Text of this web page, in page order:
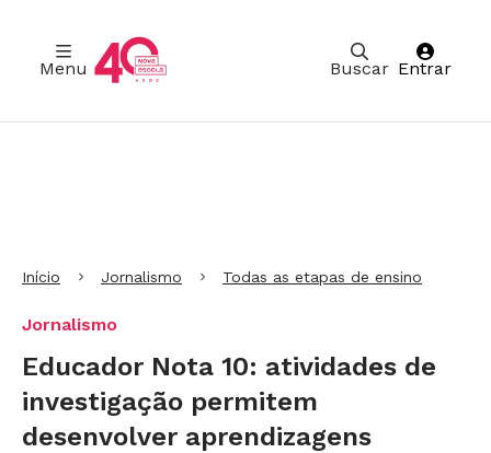
Buscar
Menu Entrar
Início Jornalismo Todas as etapas de ensino
Jornalismo
Educador Nota 10: atividades de
investigação permitem
desenvolver aprendizagens